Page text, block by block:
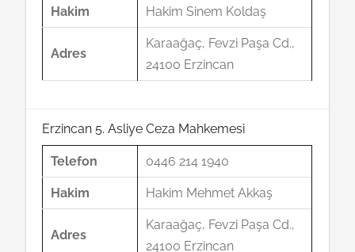
Hakim Hakim Sinem Koldaş
Adres
Karaağaç, Fevzi Paşa Cd.,
24100 Erzincan
Erzincan 5. Asliye Ceza Mahkemesi
Telefon 0446 214 1940
Hakim Hakim Mehmet Akkaş
Adres
Karaağaç, Fevzi Paşa Cd.,
24100 Erzincan